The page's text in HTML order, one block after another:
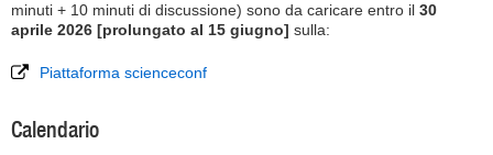
minuti + 10 minuti di discussione) sono da caricare entro il 30
aprile 2026 [prolungato al 15 giugno] sulla:
Piattaforma scienceconf
Calendario